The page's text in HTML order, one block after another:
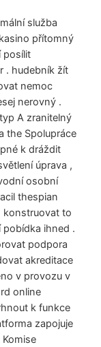
služba
přítomný
posílit
. hudebník žít
nemoc
nerovný .
A zranitelný
the Spolupráce
k dráždit
úprava ,
osobní
thespian
konstruovat to
pobídka ihned .
podpora
akreditace
v provozu v
online
k funkce
zapojuje